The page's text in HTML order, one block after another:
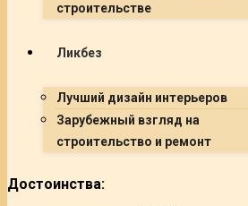
строительстве
Ликбез
Лучший дизайн интерьеров
Зарубежный взгляд на
строительство и ремонт
Достоинства: